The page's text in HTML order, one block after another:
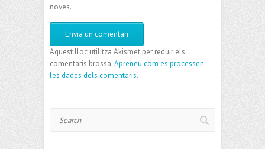
noves.
Aquest lloc utilitza Akismet per reduir els
comentaris brossa.Apreneu com es processen
les dades dels comentaris.